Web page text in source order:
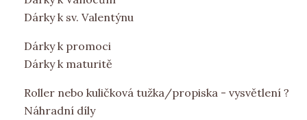
Dárky k sv. Valentýnu
Dárky k promoci
Dárky k maturitě
Roller nebo kuličková tužka/propiska - vysvětlení ?
Náhradní díly